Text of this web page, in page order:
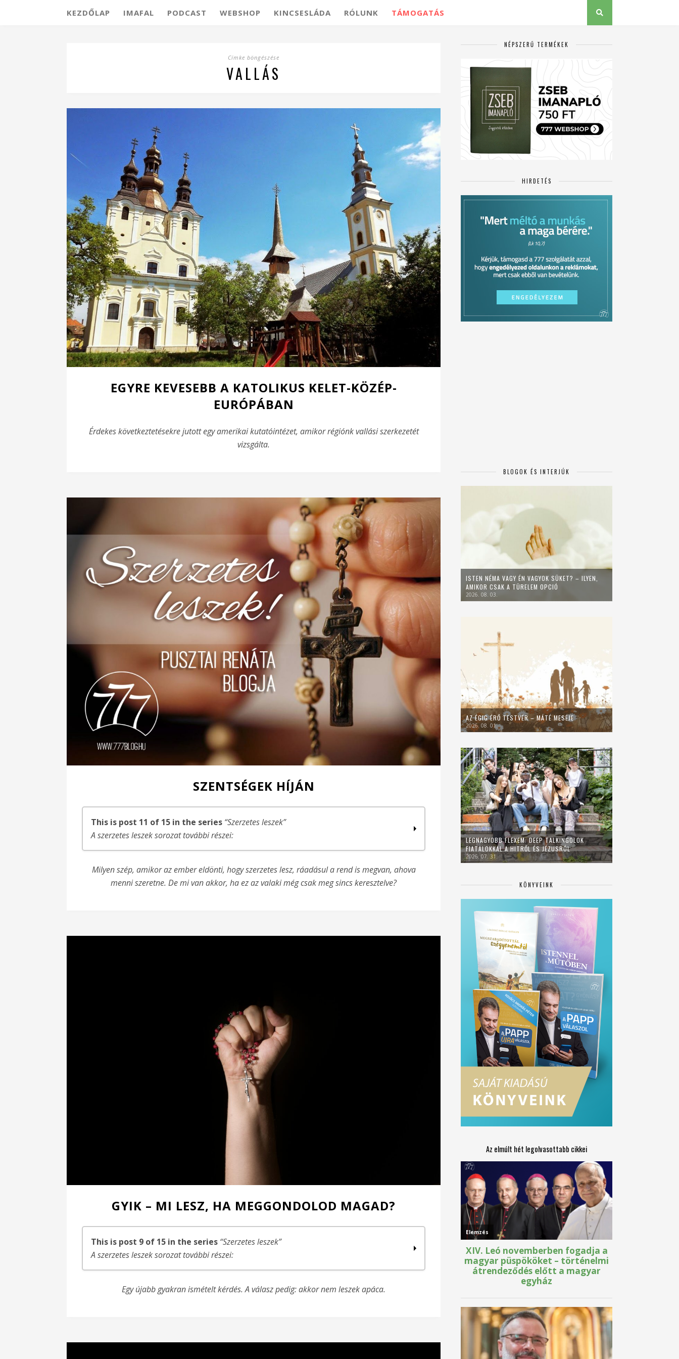
KEZDŐLAP IMAFAL PODCAST WEBSHOP KINCSESLÁDA RÓLUNK TÁMOGATÁS
Címke böngészése
VALLÁS
EGYRE KEVESEBB A KATOLIKUS KELET-KÖZÉP-
EURÓPÁBAN
Érdekes következtetésekre jutott egy amerikai kutatóintézet, amikor régiónk vallási szerkezetét
vizsgálta.
SZENTSÉGEK HÍJÁN
This is post 11 of 15 in the series “Szerzetes leszek”
A szerzetes leszek sorozat további részei:
Szerzetes leszek – Az első lépések….
Szerzetes leszek – Az első lépések! – Bal, jobb…
Szerzetes leszek! – Az első látogatás
Milyen szép, amikor az ember eldönti, hogy szerzetes lesz, ráadásul a rend is megvan, ahova
menni szeretne. De mi van akkor, ha ez az valaki még csak meg sincs keresztelve?
GYIK – MI LESZ, HA MEGGONDOLOD MAGAD?
This is post 9 of 15 in the series “Szerzetes leszek”
A szerzetes leszek sorozat további részei:
Szerzetes leszek – Az első lépések….
Szerzetes leszek – A gonosz
Egy újabb gyakran ismételt kérdés. A válasz pedig: akkor nem leszek apáca.
NÉPSZERŰ TERMÉKEK
HIRDETÉS
BLOGOK ÉS INTERJÚK
ISTEN NÉMA VAGY ÉN VAGYOK SÜKET? – ILYEN,
AMIKOR CSAK A TÜRELEM OPCIÓ
2026. 08. 03.
AZ ÉGIG ÉRŐ TESTVÉR – MÁTÉ MESÉJE
2026. 08. 01.
LEGNAGYOBB FLEXEM: DEEP TALKINGOLOK
FIATALOKKAL A HITRŐL ÉS JÉZUSRÓL
2026. 07. 31.
KÖNYVEINK
Az elmúlt hét legolvasottabb cikkei